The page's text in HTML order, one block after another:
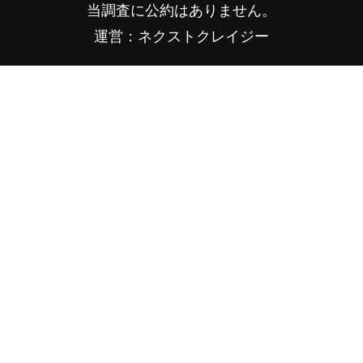
当調査に公約はありません。
運営：ネクストクレイジー